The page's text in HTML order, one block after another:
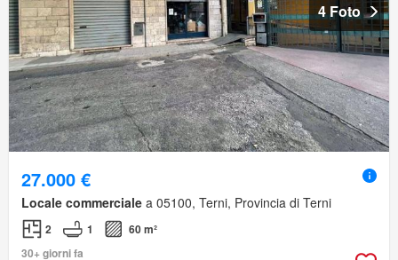
4 Foto
27.000 €
Locale commerciale a 05100, Terni, Provincia di Terni
2 1
60 m²
30+ giorni fa